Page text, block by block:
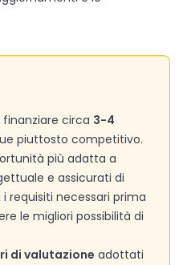
finanziare circa 3-4
piuttosto competitivo.
più adatta a
e assicurati di
requisiti necessari prima
le migliori possibilità di
di valutazione adottati